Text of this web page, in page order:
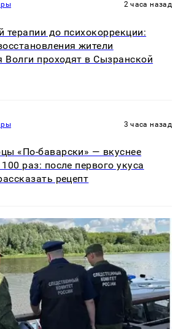
2 часа назад
терапии до психокоррекции:
жители
Волги проходят в Сызранской
3 часа назад
«По-баварски» — вкуснее
раз: после первого укуса
рецепт